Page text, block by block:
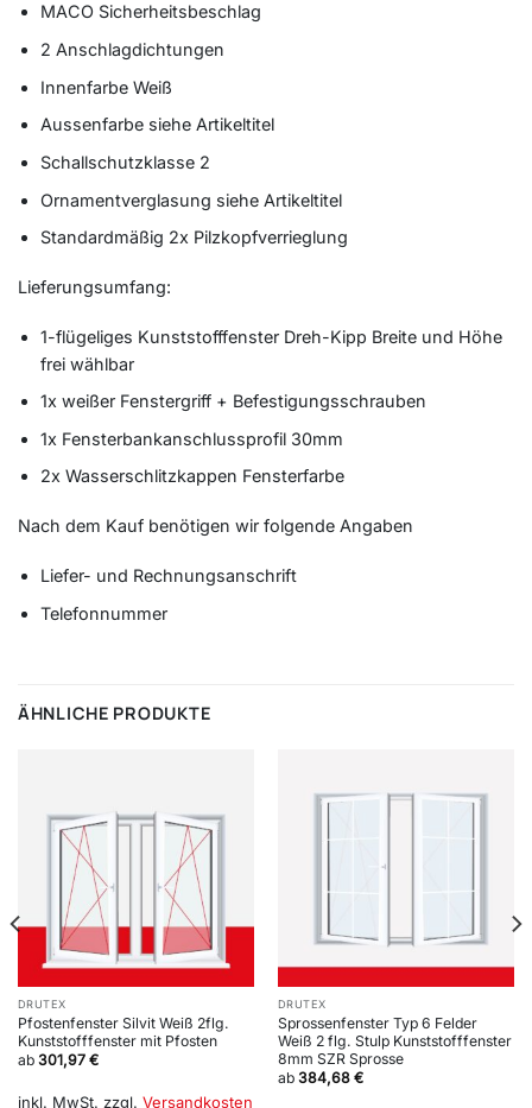
MACO Sicherheitsbeschlag
2 Anschlagdichtungen
Innenfarbe Weiß
Aussenfarbe siehe Artikeltitel
Schallschutzklasse 2
Ornamentverglasung siehe Artikeltitel
Standardmäßig 2x Pilzkopfverrieglung
Lieferungsumfang:
1-flügeliges Kunststofffenster Dreh-Kipp Breite und Höhe
frei wählbar
1x weißer Fenstergriff + Befestigungsschrauben
1x Fensterbankanschlussprofil 30mm
2x Wasserschlitzkappen Fensterfarbe
Nach dem Kauf benötigen wir folgende Angaben
Liefer- und Rechnungsanschrift
Telefonnummer
ÄHNLICHE PRODUKTE
DRUTEX
Pfostenfenster Silvit Weiß 2flg.
Kunststofffenster mit Pfosten
ab 301,97 €
inkl. MwSt. zzgl. Versandkosten
DRUTEX
Sprossenfenster Typ 6 Felder
Weiß 2 flg. Stulp Kunststofffenster
8mm SZR Sprosse
ab 384,68 €